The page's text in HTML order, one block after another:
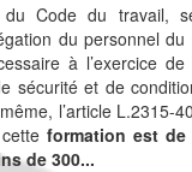
du Code du travail,
du personnel
à l’exercice
sécurité et de
l’article L.2315-
formation est
de 300...